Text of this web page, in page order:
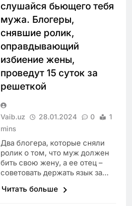
слушайся бьющего тебя
мужа. Блогеры,
снявшие ролик,
оправдывающий
избиение жены,
проведут 15 суток за
решеткой
Vaib.uz 28.01.2024 0
1
mins
Два блогера, которые сняли
ролик о том, что муж должен
бить свою жену, а ее отец –
советовать держать язык за…
Читать больше